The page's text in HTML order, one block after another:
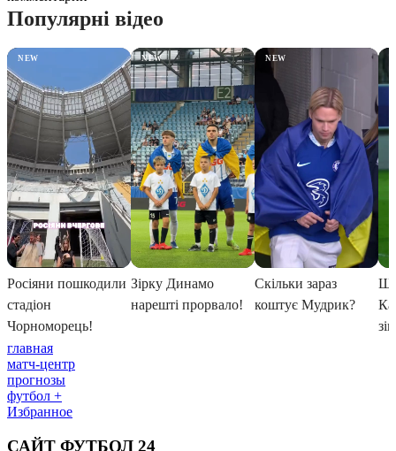
главная
матч-центр
прогнозы
футбол +
Избранное
САЙТ ФУТБОЛ 24